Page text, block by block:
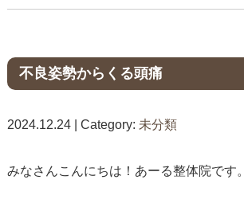
不良姿勢からくる頭痛
2024.12.24 | Category: 未分類
みなさんこんにちは！あーる整体院です。